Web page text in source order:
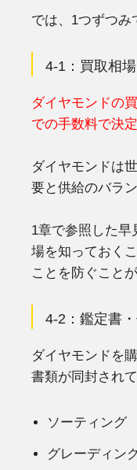
では、1つずつみ
4-1：買取相
ダイヤモンドの
での手数料で決定
ダイヤモンドは
要と供給のバラ
1章で参照した早
場を知っておく
ことを防ぐこと
4-2：鑑定書
ダイヤモンドを
書類が同封されて
ソーティング
グレーディン